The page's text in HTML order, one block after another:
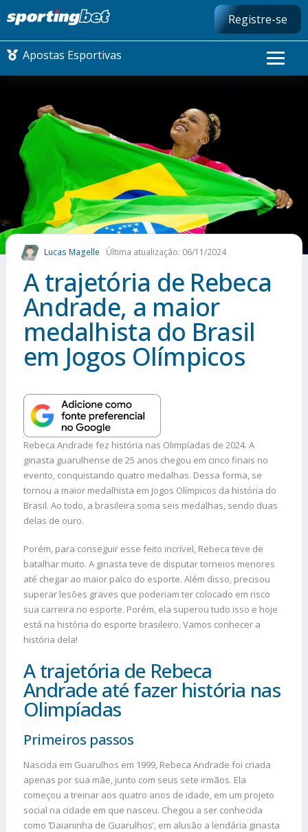
Registre-se
Apostas Esportivas
CONMEBOL LIBERTADORES
FUTEBOL NACIONAL
FUTEBOL INTERNACIONAL
COMO APOSTAR
MAIS ESPORTES
Lucas Magelle Última atualização: 06/11/2024
A trajetória de Rebeca
Andrade, a maior
medalhista do Brasil
em Jogos Olímpicos
Rebeca Andrade fez história nas Olimpíadas de 2024. A
ginasta guarulhense de 25 anos chegou em cinco finais no
evento, conquistando quatro medalhas. Dessa forma, se
tornou a maior medalhista em Jogos Olímpicos da história do
Brasil. Ao todo, a brasileira soma seis medalhas, sendo duas
delas de ouro.
Porém, para conseguir esse feito incrível, Rebeca teve de
batalhar muito. A ginasta teve de disputar torneios menores
até chegar ao maior palco do esporte. Além disso, precisou
superar lesões graves que poderiam ter colocado em risco
sua carreira no esporte. Porém, ela superou tudo isso e hoje
está na história do esporte brasileiro. Vamos conhecer a
história dela!
A trajetória de Rebeca
Andrade até fazer história nas
Olimpíadas
Primeiros passos
Nascida em Guarulhos em 1999, Rebeca Andrade foi criada
apenas por sua mãe, junto com seus sete irmãos. Ela
começou a treinar aos quatro anos de idade, em um projeto
social na cidade em que nasceu. Chegou a ser conhecida
como ‘Daianinha de Guarulhos’, em alusão a lendária ginasta